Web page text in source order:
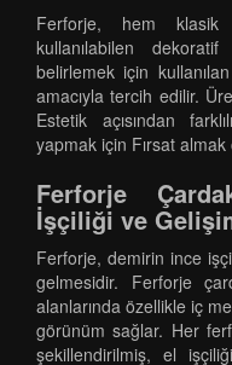
Ferforje, hem
kullanılabilen
belirlemek için
amacıyla tercih edilir.
Estetik açısından
yapmak için Fırsat almak
Ferforje
İşçiliği ve
Ferforje, demirin ince
gelmesidir. Ferforje
alanlarında özellikle iç
görünüm sağlar. Her
şekillendirilmiş, el